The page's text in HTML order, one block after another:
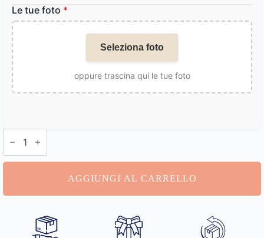
Le tue foto *
Seleziona foto
oppure trascina qui le tue foto
Bracciali
di
Personalizzati
AGGIUNGI AL CARRELLO